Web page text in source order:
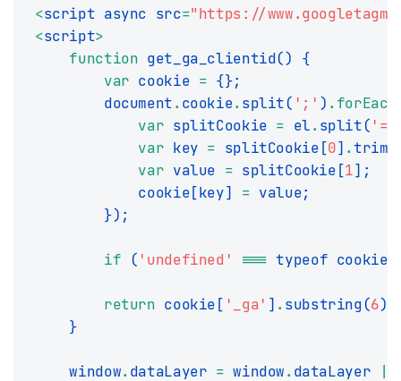
<script async src="https://
<script>
function get_ga_clientid()
{
var cookie = {};
        document
. cookie. split ( ';' ) . forEach
var splitCookie = el . split ( '='
var key = splitCookie [0] .trim
var value = splitCookie [1] ;
            cookie
[key] = value;
}) ;
if ( 'undefined' === typeof cookie
return cookie [ '_ga' ] . substring (6)
}
    window
. dataLayer = window . dataLayer